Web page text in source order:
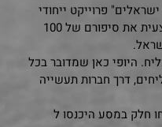
פרוייקט ייחודי
שמפגיש בצורה אותנטית ובלתי אמצעית את סיפורם של 100
היופי כאן שמדובר בכל
דרך חברות תעשייה
חלק במסע היכנסו ל